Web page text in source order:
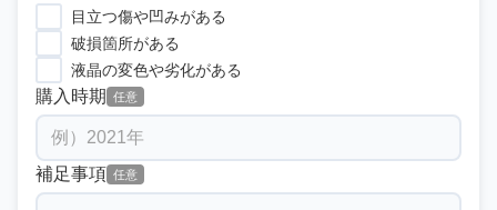
目立つ傷や凹みがある
破損箇所がある
液晶の変色や劣化がある
購入時期 任意
補足事項 任意